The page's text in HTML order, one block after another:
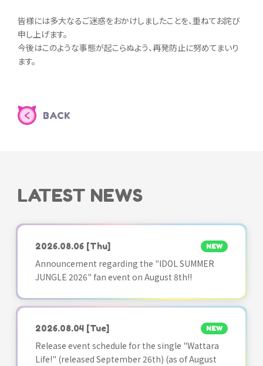
皆様には多大なるご迷惑をおかけしましたことを、重ねてお詫び
申し上げます。
今後はこのような事態が起こらぬよう、再発防止に努めてまいり
ます。
BACK
LATEST NEWS
2026.08.06 [Thu] NEW
Announcement regarding the "IDOL SUMMER
JUNGLE 2026" fan event on August 8th!!
2026.08.04 [Tue] NEW
Release event schedule for the single "Wattara
Life!" (released September 26th) (as of August